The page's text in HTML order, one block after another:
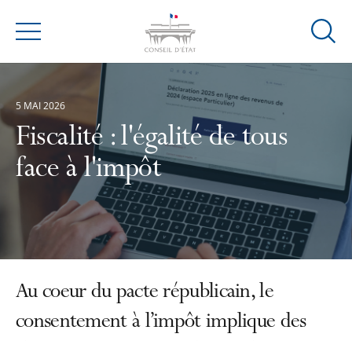
Menu
Ouvrir
Fiscalité : l'égalité de tous
face à l'impôt
5 MAI 2026
Au coeur du pacte républicain, le
consentement à l’impôt implique des